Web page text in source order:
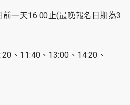
前一天16:00止(最晚報名日期為3
、11:40、13:00、14:20、